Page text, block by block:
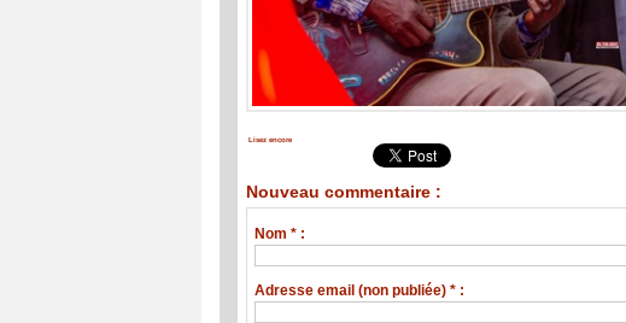
Lisez encore
Nouveau commentaire :
Nom * :
Adresse email (non publiée) * :